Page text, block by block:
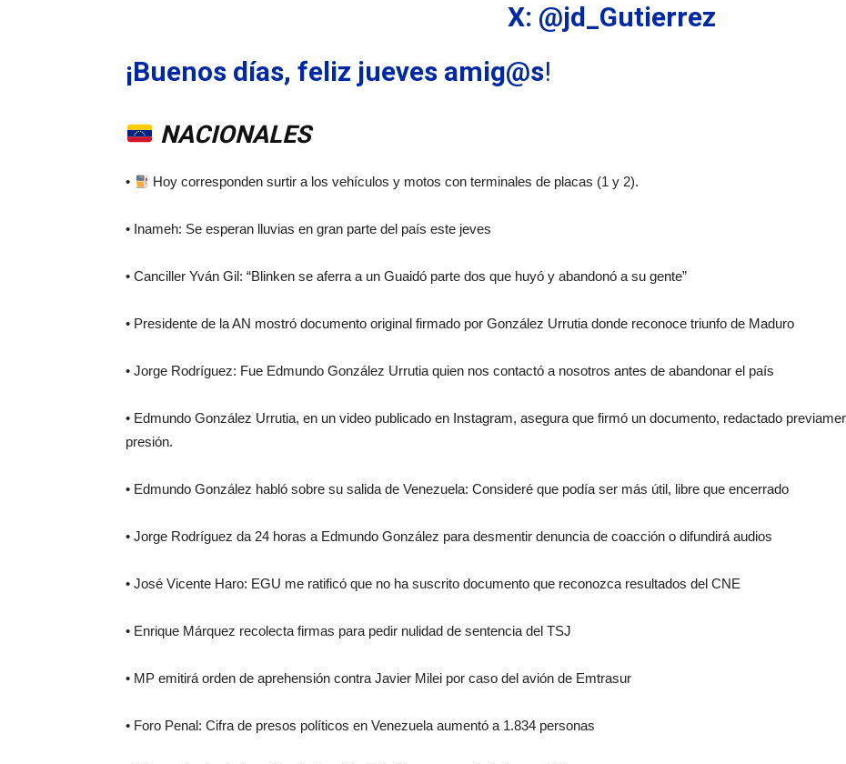
X: @jd_Gutierrez
¡Buenos días, feliz jueves amig@s!
NACIONALES
• Hoy corresponden surtir a los vehículos y motos con terminales de placas (1 y 2).
• Inameh: Se esperan lluvias en gran parte del país este jeves
• Canciller Yván Gil: “Blinken se aferra a un Guaidó parte dos que huyó y abandonó a su gente”
• Presidente de la AN mostró documento original firmado por González Urrutia donde reconoce triunfo de Maduro
• Jorge Rodríguez: Fue Edmundo González Urrutia quien nos contactó a nosotros antes de abandonar el país
• Edmundo González Urrutia, en un video publicado en Instagram, asegura que firmó un documento, redactado
presión.
• Edmundo González habló sobre su salida de Venezuela: Consideré que podía ser más útil, libre que encerrado
• Jorge Rodríguez da 24 horas a Edmundo González para desmentir denuncia de coacción o difundirá audios
• José Vicente Haro: EGU me ratificó que no ha suscrito documento que reconozca resultados del CNE
• Enrique Márquez recolecta firmas para pedir nulidad de sentencia del TSJ
• MP emitirá orden de aprehensión contra Javier Milei por caso del avión de Emtrasur
• Foro Penal: Cifra de presos políticos en Venezuela aumentó a 1.834 personas